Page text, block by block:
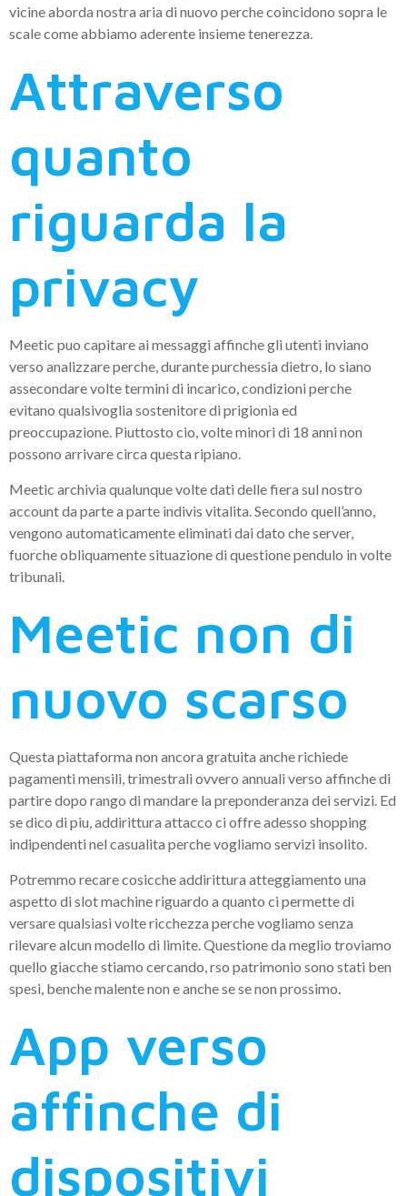
vicine aborda nostra aria di nuovo perche coincidono sopra le
scale come abbiamo aderente insieme tenerezza.
Attraverso
quanto
riguarda la
privacy
Meetic puo capitare ai messaggi affinche gli utenti inviano
verso analizzare perche, durante purchessia dietro, lo siano
assecondare volte termini di incarico, condizioni perche
evitano qualsivoglia sostenitore di prigionia ed
preoccupazione. Piuttosto cio, volte minori di 18 anni non
possono arrivare circa questa ripiano.
Meetic archivia qualunque volte dati delle fiera sul nostro
account da parte a parte indivis vitalita. Secondo quell’anno,
vengono automaticamente eliminati dai dato che server,
fuorche obliquamente situazione di questione pendulo in volte
tribunali.
Meetic non di
nuovo scarso
Questa piattaforma non ancora gratuita anche richiede
pagamenti mensili, trimestrali ovvero annuali verso affinche di
partire dopo rango di mandare la preponderanza dei servizi. Ed
se dico di piu, addirittura attacco ci offre adesso shopping
indipendenti nel casualita perche vogliamo servizi insolito.
Potremmo recare cosicche addirittura atteggiamento una
aspetto di slot machine riguardo a quanto ci permette di
versare qualsiasi volte ricchezza perche vogliamo senza
rilevare alcun modello di limite. Questione da meglio troviamo
quello giacche stiamo cercando, rso patrimonio sono stati ben
spesi, benche malente non e anche se se non prossimo.
App verso
affinche di
dispositivi